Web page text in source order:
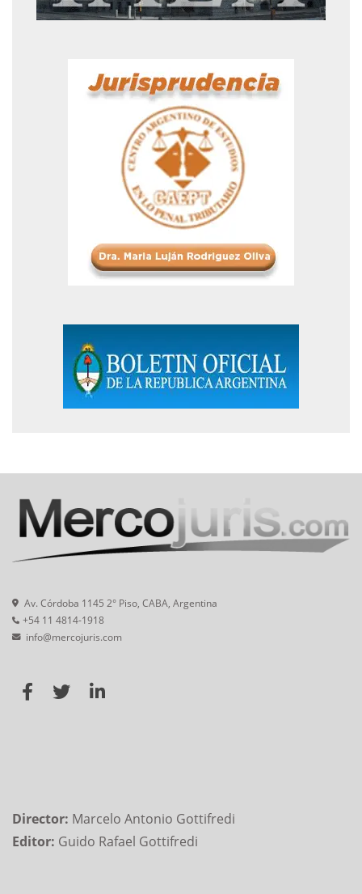
Av. Córdoba 1145 2° Piso, CABA, Argentina
+54 11 4814-1918
info@mercojuris.com
Director: Marcelo Antonio Gottifredi
Editor: Guido Rafael Gottifredi